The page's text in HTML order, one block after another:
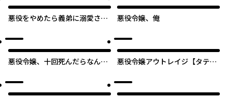
悪役をやめたら義弟に溺愛され
悪役令嬢、俺
悪役令嬢、十回死んだらなんか
悪役令嬢アウトレイジ【タテス